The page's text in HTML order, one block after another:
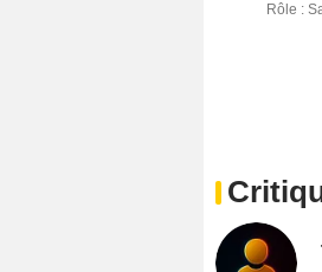
Rôle :